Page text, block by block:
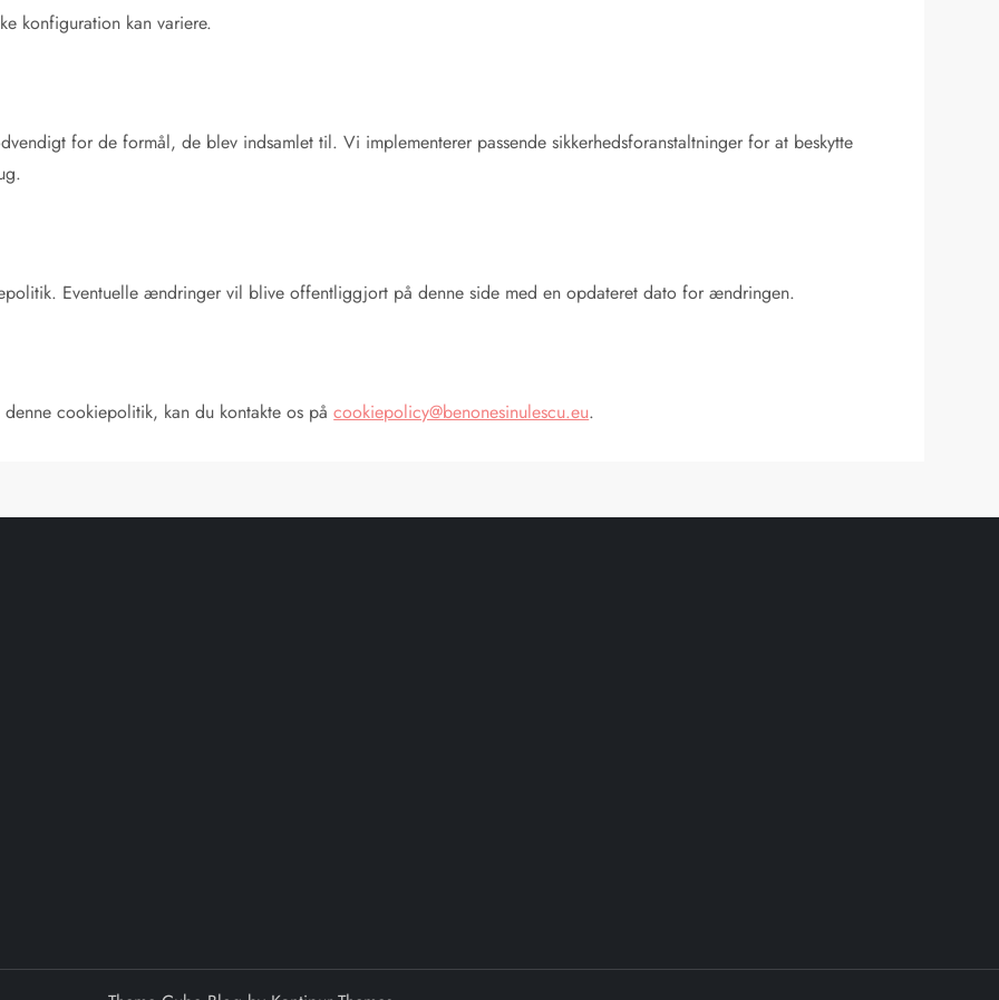
konfiguration kan variere.
for de formål, de blev indsamlet til. Vi implementerer passende sikkerhedsforanstaltninger for at beskytte
Eventuelle ændringer vil blive offentliggjort på denne side med en opdateret dato for ændringen.
cookiepolitik, kan du kontakte os påcookiepolicy@benonesinulescu.eu.